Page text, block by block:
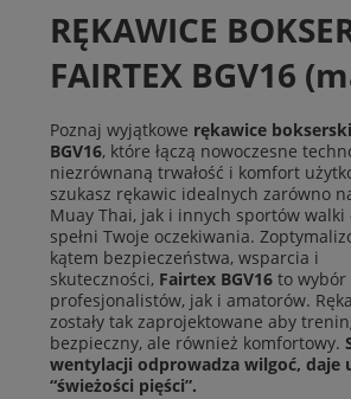
RĘKAWICE
FAIRTEX BGV16
Poznaj wyjątkowe rękawice
BGV16, które łączą nowoczesne
niezrównaną trwałość i komfort
szukasz rękawic idealnych zarówno
Muay Thai, jak i innych sportów walki
spełni Twoje oczekiwania.
kątem bezpieczeństwa, wsparcia i
skuteczności, Fairtex BGV16 to wybór
profesjonalistów, jak i amatorów.
zostały tak zaprojektowane aby
bezpieczny, ale również komfortowy.
wentylacji odprowadza wilgoć, daje
“świeżości pięści”.